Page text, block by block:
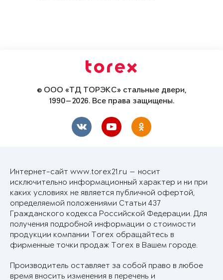
© ООО «ТД ТОРЭКС» стальные двери,
1990—2026. Все права защищены.
Интернет-сайт www.torex21.ru — носит
исключительно информационный характер и ни при
каких условиях не является публичной офертой,
определяемой положениями Статьи 437
Гражданского кодекса Российской Федерации. Для
получения подробной информации о стоимости
продукции компании Torex обращайтесь в
фирменные точки продаж Torex в Вашем городе.
Производитель оставляет за собой право в любое
время вносить изменения в перечень и